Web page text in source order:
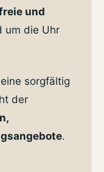
und
um die Uhr
sorgfältig
der
.